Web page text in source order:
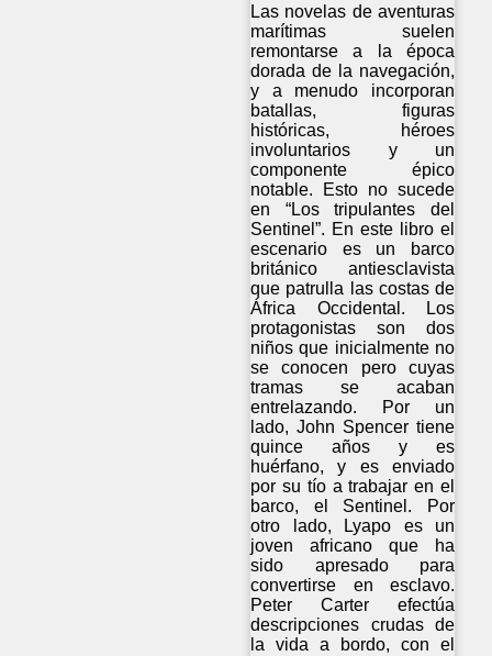
Las novelas de aventuras
marítimas suelen
remontarse a la época
dorada de la navegación,
y a menudo incorporan
batallas, figuras
históricas, héroes
involuntarios y un
componente épico
notable. Esto no sucede
en “Los tripulantes del
Sentinel”. En este libro el
escenario es un barco
británico antiesclavista
que patrulla las costas de
África Occidental. Los
protagonistas son dos
niños que inicialmente no
se conocen pero cuyas
tramas se acaban
entrelazando. Por un
lado, John Spencer tiene
quince años y es
huérfano, y es enviado
por su tío a trabajar en el
barco, el Sentinel. Por
otro lado, Lyapo es un
joven africano que ha
sido apresado para
convertirse en esclavo.
Peter Carter efectúa
descripciones crudas de
la vida a bordo, con el